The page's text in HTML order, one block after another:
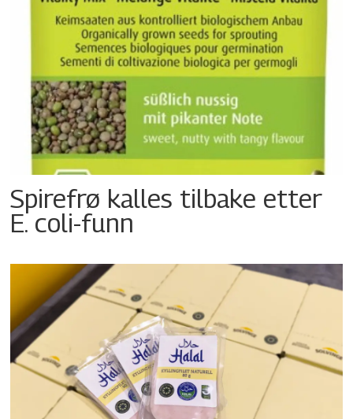
Spirefrø kalles tilbake etter
E. coli-funn